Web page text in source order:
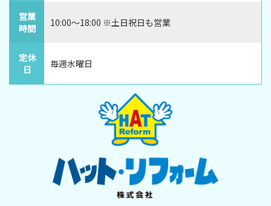
営業
時間
10:00～18:00 ※土日祝日も営業
定休
日
毎週水曜日